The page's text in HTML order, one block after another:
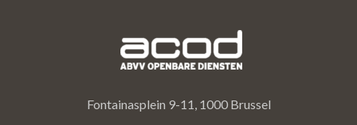
Fontainasplein 9-11, 1000 Brussel